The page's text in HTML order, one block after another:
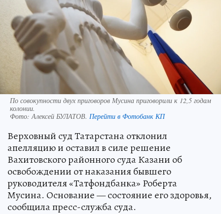
По совокупности двух приговоров Мусина приговорили к 12,5 годам
колонии.
Фото: Алексей БУЛАТОВ. Перейти в Фотобанк КП
Верховный суд Татарстана отклонил
апелляцию и оставил в силе решение
Вахитовского районного суда Казани об
освобождении от наказания бывшего
руководителя «Татфондбанка» Роберта
Мусина. Основание — состояние его здоровья,
сообщила пресс-служба суда.